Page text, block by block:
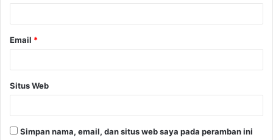
Email *
Situs Web
Simpan nama, email, dan situs web saya pada peramban ini